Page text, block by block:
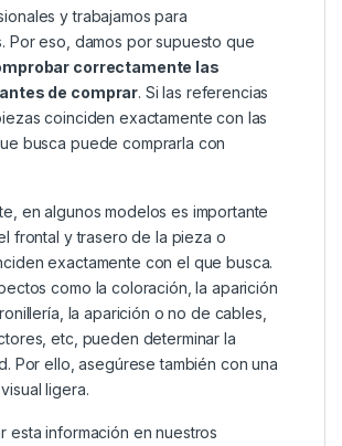
y trabajamos para
Por eso, damos por supuesto que
correctamente las
de comprar. Si las referencias
coinciden exactamente con las
busca puede comprarla con
en algunos modelos es importante
frontal y trasero de la pieza o
exactamente con el que busca.
como la coloración, la aparición
la aparición o no de cables,
etc, pueden determinar la
Por ello, asegúrese también con una
ligera.
esta información en nuestros